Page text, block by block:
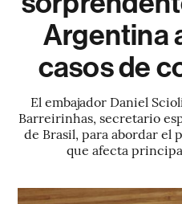
Argentina
casos de
El embajador Daniel
Barreirinhas, secretario
de Brasil, para abordar el
que afecta